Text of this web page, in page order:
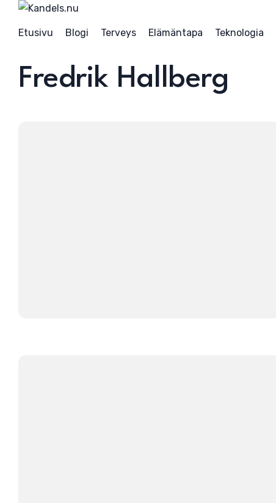
Etusivu Blogi Terveys Elämäntapa Teknologia
Fredrik Hallberg